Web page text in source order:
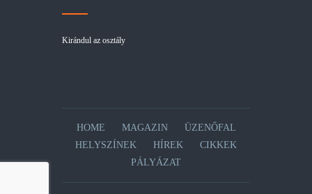
Kirándul az osztály
HOME MAGAZIN
ÜZENŐFAL
HELYSZÍNEK
HÍREK
CIKKEK
PÁLYÁZAT